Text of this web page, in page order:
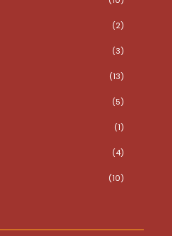
(2)
(3)
(13)
(5)
(1)
(4)
(10)